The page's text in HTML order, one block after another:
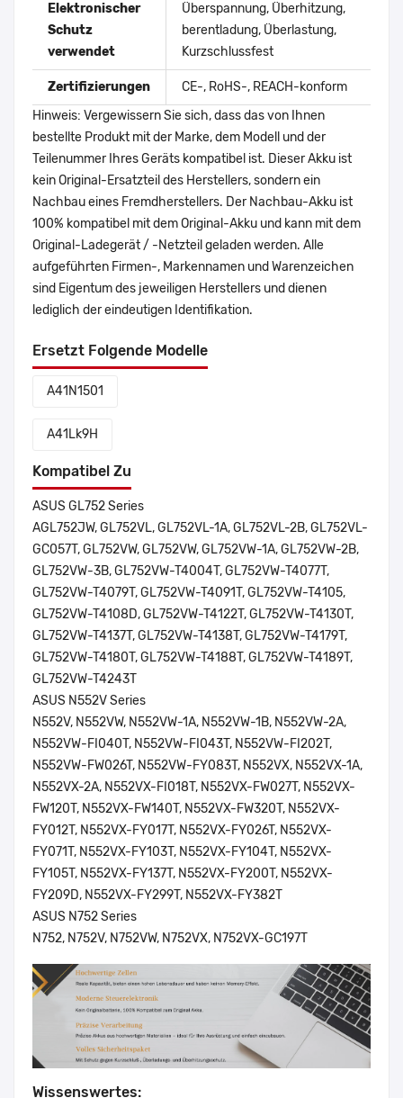
Elektronischer
Schutz
verwendet
Überspannung, Überhitzung,
berentladung, Überlastung,
Kurzschlussfest
Zertifizierungen
CE-, RoHS-, REACH-konform
Hinweis: Vergewissern Sie sich, dass das von Ihnen
bestellte Produkt mit der Marke, dem Modell und der
Teilenummer Ihres Geräts kompatibel ist. Dieser Akku ist
kein Original-Ersatzteil des Herstellers, sondern ein
Nachbau eines Fremdherstellers. Der Nachbau-Akku ist
100% kompatibel mit dem Original-Akku und kann mit dem
Original-Ladegerät / -Netzteil geladen werden. Alle
aufgeführten Firmen-, Markennamen und Warenzeichen
sind Eigentum des jeweiligen Herstellers und dienen
lediglich der eindeutigen Identifikation.
Ersetzt Folgende Modelle
A41N1501
A41Lk9H
Kompatibel Zu
ASUS GL752 Series
AGL752JW, GL752VL, GL752VL-1A, GL752VL-2B, GL752VL-
GC057T, GL752VW, GL752VW, GL752VW-1A, GL752VW-2B,
GL752VW-3B, GL752VW-T4004T, GL752VW-T4077T,
GL752VW-T4079T, GL752VW-T4091T, GL752VW-T4105,
GL752VW-T4108D, GL752VW-T4122T, GL752VW-T4130T,
GL752VW-T4137T, GL752VW-T4138T, GL752VW-T4179T,
GL752VW-T4180T, GL752VW-T4188T, GL752VW-T4189T,
GL752VW-T4243T
ASUS N552V Series
N552V, N552VW, N552VW-1A, N552VW-1B, N552VW-2A,
N552VW-FI040T, N552VW-FI043T, N552VW-FI202T,
N552VW-FW026T, N552VW-FY083T, N552VX, N552VX-1A,
N552VX-2A, N552VX-FI018T, N552VX-FW027T, N552VX-
FW120T, N552VX-FW140T, N552VX-FW320T, N552VX-
FY012T, N552VX-FY017T, N552VX-FY026T, N552VX-
FY071T, N552VX-FY103T, N552VX-FY104T, N552VX-
FY105T, N552VX-FY137T, N552VX-FY200T, N552VX-
FY209D, N552VX-FY299T, N552VX-FY382T
ASUS N752 Series
N752, N752V, N752VW, N752VX, N752VX-GC197T
Wissenswertes: